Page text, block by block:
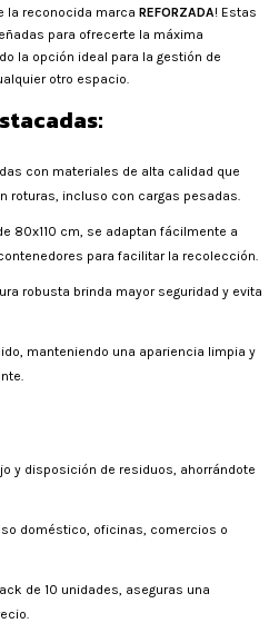
la reconocida marca REFORZADA! Estas
para ofrecerte la máxima
la opción ideal para la gestión de
otro espacio.
con materiales de alta calidad que
roturas, incluso con cargas pesadas.
80x110 cm, se adaptan fácilmente a
para facilitar la recolección.
robusta brinda mayor seguridad y evita
manteniendo una apariencia limpia y
y disposición de residuos, ahorrándote
doméstico, oficinas, comercios o
de 10 unidades, aseguras una